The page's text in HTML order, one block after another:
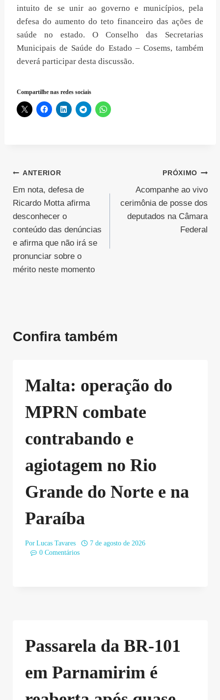
intuito de se unir ao governo e municípios, pela
defesa do aumento do teto financeiro das ações de
saúde no estado. O Conselho das Secretarias
Municipais de Saúde do Estado – Cosems, também
deverá participar desta discussão.
Compartilhe nas redes sociais
Navegação
de
Post
ANTERIOR
Em nota, defesa de
Ricardo Motta afirma
desconhecer o
conteúdo das denúncias
e afirma que não irá se
pronunciar sobre o
mérito neste momento
PRÓXIMO
Acompanhe ao vivo
cerimônia de posse dos
deputados na Câmara
Federal
Confira também
Malta: operação do
MPRN combate
contrabando e
agiotagem no Rio
Grande do Norte e na
Paraíba
Por Lucas Tavares
7 de agosto de 2026
0 Comentários
Passarela da BR-101
em Parnamirim é